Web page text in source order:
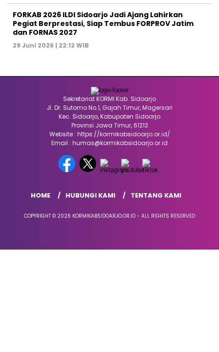
FORKAB 2026 ILDI Sidoarjo Jadi Ajang Lahirkan
Pegiat Berprestasi, Siap Tembus FORPROV Jatim
dan FORNAS 2027
29 Juni 2026 | 22:12 WIB
Sekretariat KORMI Kab. Sidoarjo
Jl. Dr. Sutomo No.1, Gajah Timur, Magersari
Kec. Sidoarjo, Kabupaten Sidoarjo
Provinsi Jawa Timur, 61212
Website : https://kormikabsidoarjo.or.id/
Email : humas@kormikabsidoarjo.or.id
HOME HUBUNGI KAMI TENTANG KAMI
COPYRIGHT © 2026 KORMIKABSIDOARJO.OR.ID - ALL RIGHTS RESERVED